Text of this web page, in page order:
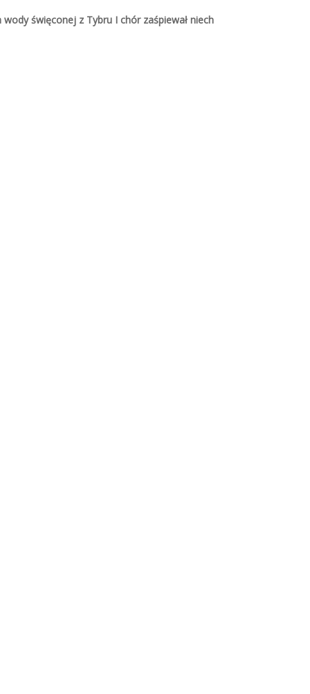
święconej z Tybru I chór zaśpiewał niech
Петро Скрійка: Словесне